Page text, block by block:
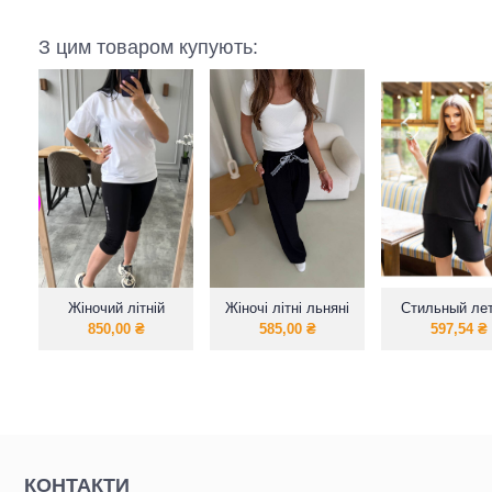
З цим товаром купують:
Жіночий літній
костюм
850,00 ₴
Жіночі літні льняні
штани
585,00 ₴
Стильный
костюм597,54 ₴
КОНТАКТИ